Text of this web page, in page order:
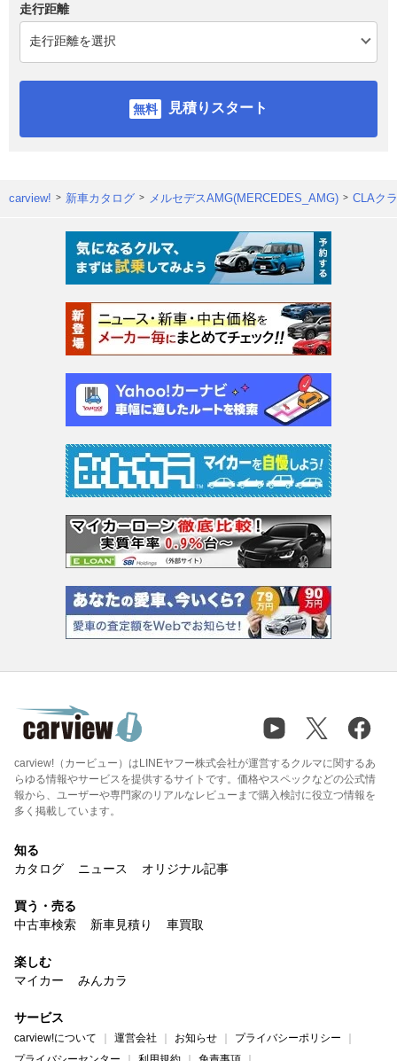
走行距離
見積りスタート
carview! 新車カタログ メルセデスAMG(MERCEDES_AMG) CLAク
carview!（カービュー）はLINEヤフー株式会社が運営するクルマに関するあ
らゆる情報やサービスを提供するサイトです。価格やスペックなどの公式情
報から、ユーザーや専門家のリアルなレビューまで購入検討に役立つ情報を
多く掲載しています。
知る
カタログ
ニュース オリジナル記事
買う・売る
中古車検索
新車見積り 車買取
楽しむ
マイカー
みんカラ
サービス
carview!について 運営会社 お知らせ
プライバシーポリシー